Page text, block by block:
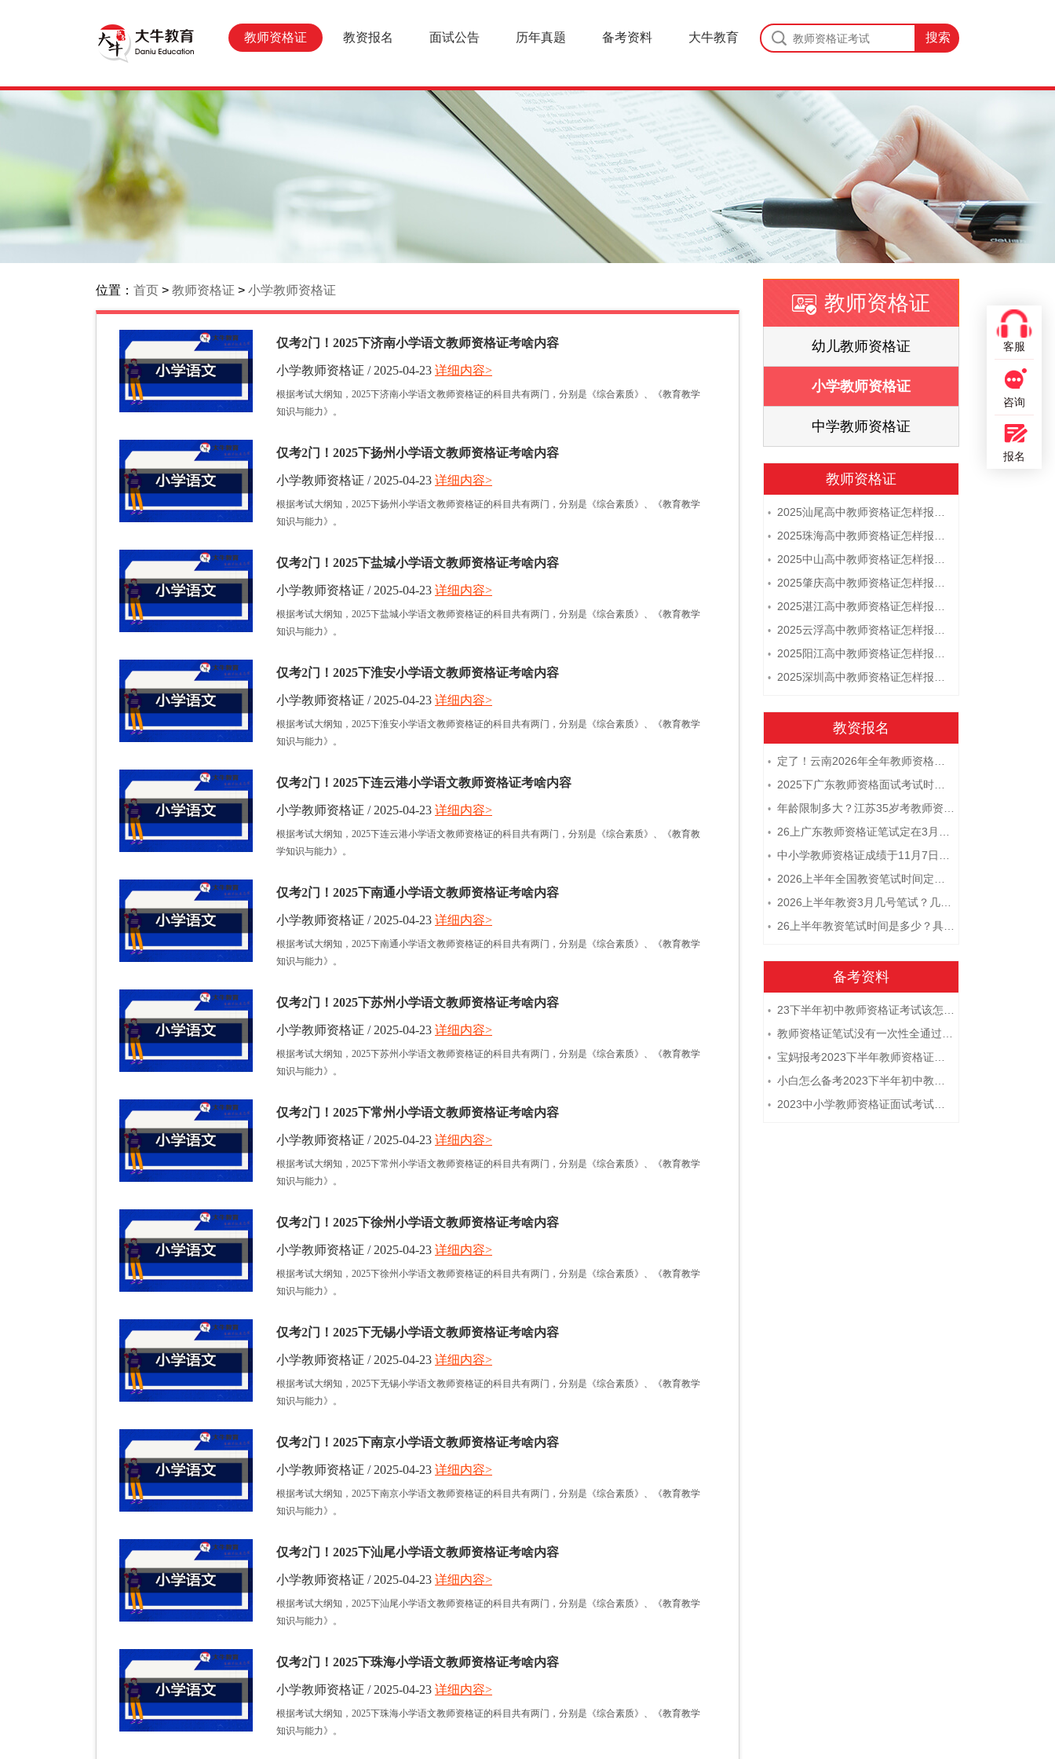
教师资格证 教资报名 面试公告 历年真题 备考资料 大牛教育
位置： 首页 > 教师资格证 > 小学教师资格证
仅考2门！2025下济南小学语文教师资格证考啥内容
小学教师资格证 / 2025-04-23
根据考试大纲知，2025下济南小学语文教师资格证的科目共有两门，分别是《综合素质》、《教育教学
知识与能力》。
详细内容>
仅考2门！2025下扬州小学语文教师资格证考啥内容
小学教师资格证 / 2025-04-23
根据考试大纲知，2025下扬州小学语文教师资格证的科目共有两门，分别是《综合素质》、《教育教学
知识与能力》。
详细内容>
仅考2门！2025下盐城小学语文教师资格证考啥内容
小学教师资格证 / 2025-04-23
根据考试大纲知，2025下盐城小学语文教师资格证的科目共有两门，分别是《综合素质》、《教育教学
知识与能力》。
详细内容>
仅考2门！2025下淮安小学语文教师资格证考啥内容
小学教师资格证 / 2025-04-23
根据考试大纲知，2025下淮安小学语文教师资格证的科目共有两门，分别是《综合素质》、《教育教学
知识与能力》。
详细内容>
仅考2门！2025下连云港小学语文教师资格证考啥内容
小学教师资格证 / 2025-04-23
根据考试大纲知，2025下连云港小学语文教师资格证的科目共有两门，分别是《综合素质》、《教育教
学知识与能力》。
详细内容>
仅考2门！2025下南通小学语文教师资格证考啥内容
小学教师资格证 / 2025-04-23
根据考试大纲知，2025下南通小学语文教师资格证的科目共有两门，分别是《综合素质》、《教育教学
知识与能力》。
详细内容>
仅考2门！2025下苏州小学语文教师资格证考啥内容
小学教师资格证 / 2025-04-23
根据考试大纲知，2025下苏州小学语文教师资格证的科目共有两门，分别是《综合素质》、《教育教学
知识与能力》。
详细内容>
仅考2门！2025下常州小学语文教师资格证考啥内容
小学教师资格证 / 2025-04-23
根据考试大纲知，2025下常州小学语文教师资格证的科目共有两门，分别是《综合素质》、《教育教学
知识与能力》。
详细内容>
仅考2门！2025下徐州小学语文教师资格证考啥内容
小学教师资格证 / 2025-04-23
根据考试大纲知，2025下徐州小学语文教师资格证的科目共有两门，分别是《综合素质》、《教育教学
知识与能力》。
详细内容>
仅考2门！2025下无锡小学语文教师资格证考啥内容
小学教师资格证 / 2025-04-23
根据考试大纲知，2025下无锡小学语文教师资格证的科目共有两门，分别是《综合素质》、《教育教学
知识与能力》。
详细内容>
仅考2门！2025下南京小学语文教师资格证考啥内容
小学教师资格证 / 2025-04-23
根据考试大纲知，2025下南京小学语文教师资格证的科目共有两门，分别是《综合素质》、《教育教学
知识与能力》。
详细内容>
仅考2门！2025下汕尾小学语文教师资格证考啥内容
小学教师资格证 / 2025-04-23
根据考试大纲知，2025下汕尾小学语文教师资格证的科目共有两门，分别是《综合素质》、《教育教学
知识与能力》。
详细内容>
仅考2门！2025下珠海小学语文教师资格证考啥内容
小学教师资格证 / 2025-04-23
根据考试大纲知，2025下珠海小学语文教师资格证的科目共有两门，分别是《综合素质》、《教育教学
知识与能力》。
详细内容>
教师资格证
幼儿教师资格证
小学教师资格证
小学教师资格证
中学教师资格证
教师资格证
• 2025汕尾高中教师资格证怎样报名 附流程
• 2025珠海高中教师资格证怎样报名 附流程
• 2025中山高中教师资格证怎样报名 附流程
• 2025肇庆高中教师资格证怎样报名 附流程
• 2025湛江高中教师资格证怎样报名 附流程
• 2025云浮高中教师资格证怎样报名 附流程
• 2025阳江高中教师资格证怎样报名 附流程
• 2025深圳高中教师资格证怎样报名 附流程
教资报名
• 定了！云南2026年全年教师资格证考试日程大公开！
• 2025下广东教师资格面试考试时间及科目内容（怎么考）
• 年龄限制多大？江苏35岁考教师资格证晚吗？
• 26上广东教师资格证笔试定在3月7日！附考试指南
• 中小学教师资格证成绩于11月7日10点查！
• 2026上半年全国教资笔试时间定档！
• 2026上半年教资3月几号笔试？几点开考
• 26上半年教资笔试时间是多少？具体安排表一览
备考资料
• 23下半年初中教师资格证考试该怎么复习？
• 教师资格证笔试没有一次性全通过下次需要重新报考吗？
• 宝妈报考2023下半年教师资格证需要报班备考吗？
• 小白怎么备考2023下半年初中教师资格证笔试？
• 2023中小学教师资格证面试考试注意事项
客服
咨询
报名